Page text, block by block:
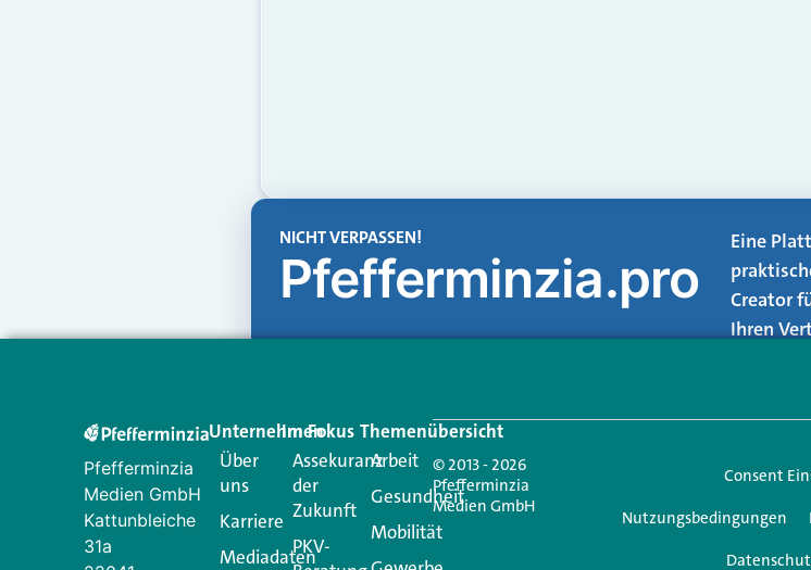
NICHT VERPASSEN!
Pfefferminzia.pro
Eine
Creator
Ihren
Pfefferminzia
Medien GmbH
Kattunbleiche
31a
Unternehmen
Über
uns
Karriere
Mediadaten
Im Fokus
Assekuranz
der
Zukunft
PKV-
Themenübersicht
Arbeit
Gesundheit
Mobilität
© 2013 - 2026
Pfefferminzia
Medien GmbH
Consent
Nutzungsbedingungen